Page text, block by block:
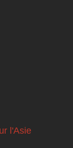
l'Asie